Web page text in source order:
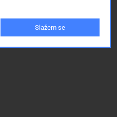
Slažem se